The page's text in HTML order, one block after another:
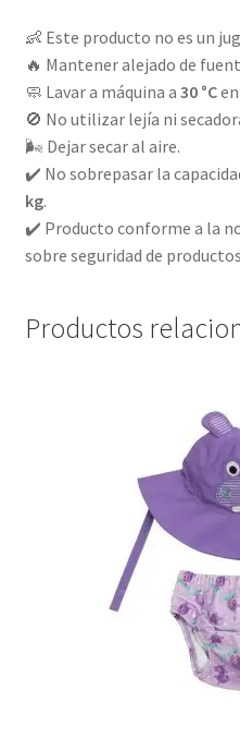
👶 Este producto no es un
🔥 Mantener alejado de
🧼 Lavar a máquina a 30 °Cen
🚫 No utilizar lejía ni
🌬️ Dejar secar al aire.
✔️ No sobrepasar la
kg.
✔️ Producto conforme a la
sobre seguridad de
Productos